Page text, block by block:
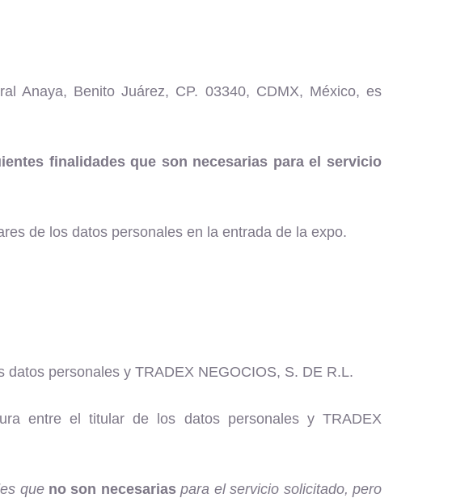
Anaya, Benito Juárez, CP. 03340, CDMX, México, es
finalidades que son necesarias para el servicio
de los datos personales en la entrada de la expo.
personales y TRADEX NEGOCIOS, S. DE R.L.
entre el titular de los datos personales y TRADEX
que no son necesariaspara el servicio solicitado, pero